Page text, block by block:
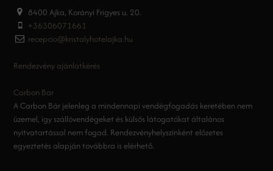
8400 Ajka, Korányi Frigyes u. 20.
+36306071661
recepcio@kristalyhotelajka.hu
Rendezvény ajánlatkérés
Carbon Bar
A Carbon Bár jelenleg a mindennapi vendégfogadás keretében nem
üzemel, így szállóvendégeket és külsős látogatókat általános
nyitvatartással nem fogad. Rendezvényhelyszínként előzetes
egyeztetés alapján továbbra is elérhető.